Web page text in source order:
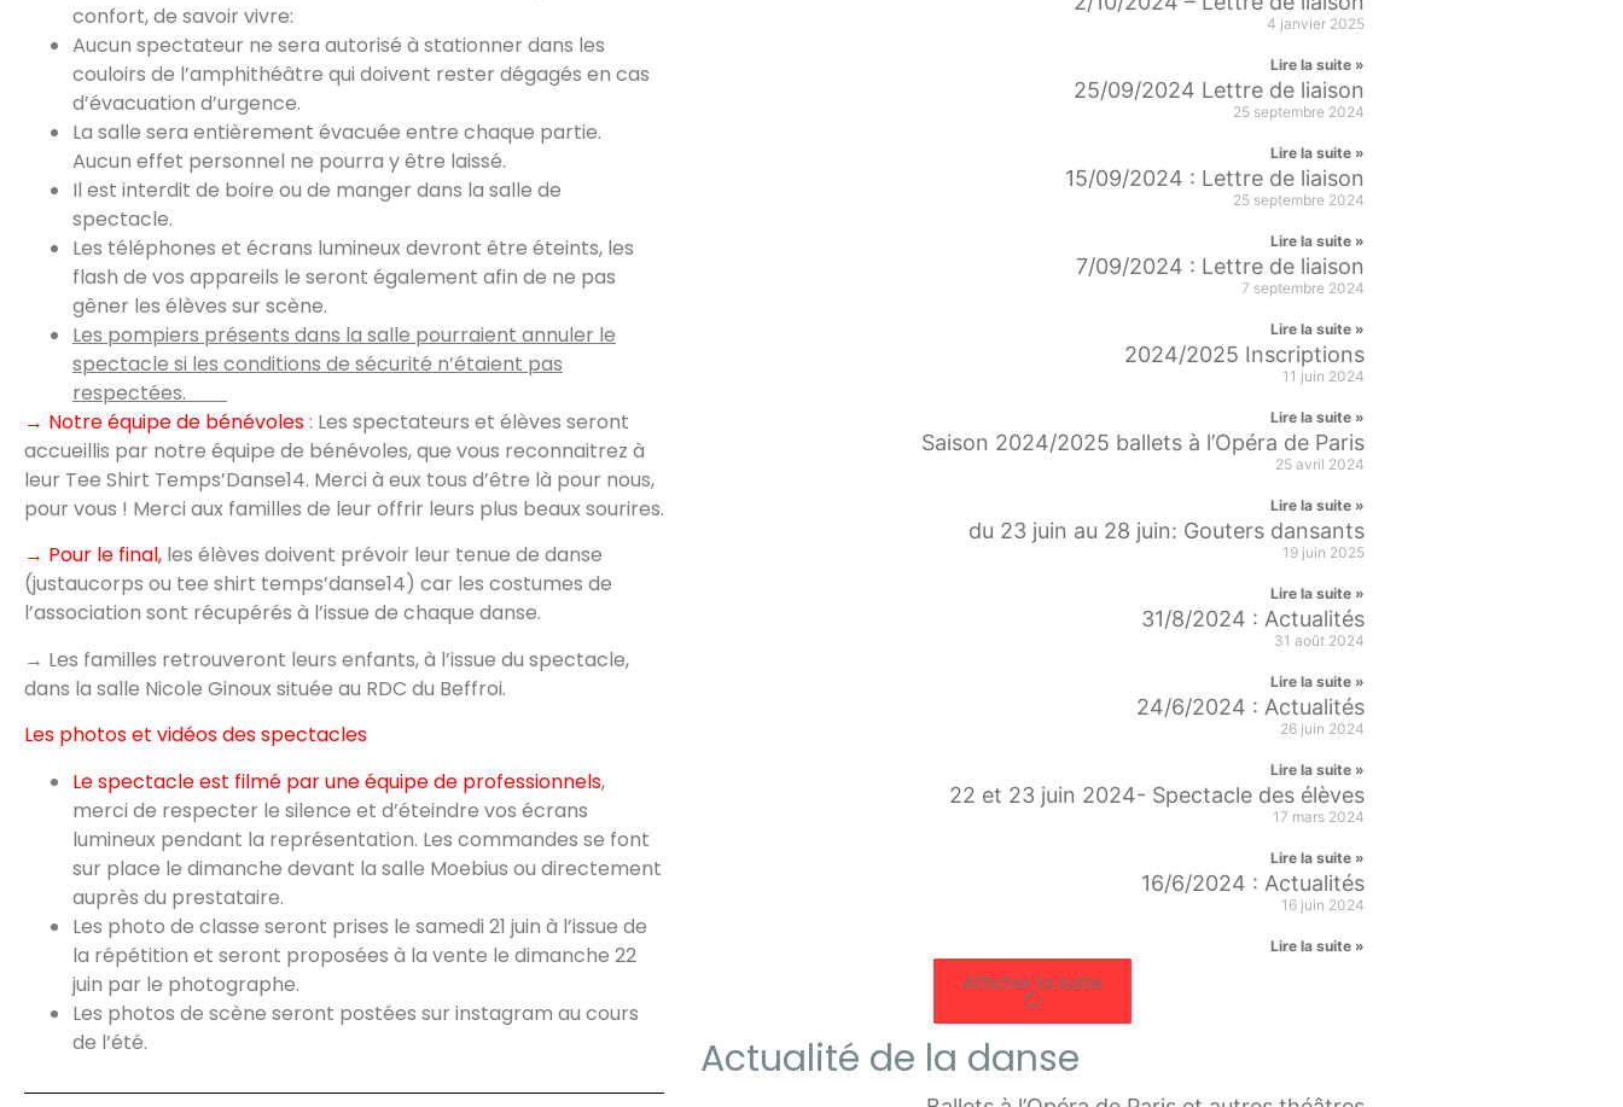
confort, de savoir vivre:
Aucun spectateur ne sera autorisé à stationner dans les
couloirs de l’amphithéâtre qui doivent rester dégagés en cas
d’évacuation d’urgence.
La salle sera entièrement évacuée entre chaque partie.
Aucun effet personnel ne pourra y être laissé.
Il est interdit de boire ou de manger dans la salle de
spectacle.
Les téléphones et écrans lumineux devront être éteints, les
flash de vos appareils le seront également afin de ne pas
gêner les élèves sur scène.
Les pompiers présents dans la salle pourraient annuler le
spectacle si les conditions de sécurité n’étaient pas
respectées.
→ Notre équipe de bénévoles : Les spectateurs et élèves seront
accueillis par notre équipe de bénévoles, que vous reconnaitrez à
leur Tee Shirt Temps’Danse14. Merci à eux tous d’être là pour nous,
pour vous ! Merci aux familles de leur offrir leurs plus beaux sourires.
→ Pour le final, les élèves doivent prévoir leur tenue de danse
(justaucorps ou tee shirt temps’danse14) car les costumes de
l’association sont récupérés à l’issue de chaque danse.
→ Les familles retrouveront leurs enfants, à l’issue du spectacle,
dans la salle Nicole Ginoux située au RDC du Beffroi.
Les photos et vidéos des spectacles
Le spectacle est filmé par une équipe de professionnels,
merci de respecter le silence et d’éteindre vos écrans
lumineux pendant la représentation. Les commandes se font
sur place le dimanche devant la salle Moebius ou directement
auprès du prestataire.
Les photo de classe seront prises le samedi 21 juin à l’issue de
la répétition et seront proposées à la vente le dimanche 22
juin par le photographe.
Les photos de scène seront postées sur instagram au cours
de l’été.
4 janvier 2025
Lire la suite »
25/09/2024 Lettre de liaison
25 septembre 2024
Lire la suite »
15/09/2024 : Lettre de liaison
25 septembre 2024
Lire la suite »
7/09/2024 : Lettre de liaison
7 septembre 2024
Lire la suite »
2024/2025 Inscriptions
11 juin 2024
Lire la suite »
Saison 2024/2025 ballets à l’Opéra de Paris
25 avril 2024
Lire la suite »
du 23 juin au 28 juin: Gouters dansants
19 juin 2025
Lire la suite »
31/8/2024 : Actualités
31 août 2024
Lire la suite »
24/6/2024 : Actualités
26 juin 2024
Lire la suite »
22 et 23 juin 2024- Spectacle des élèves
17 mars 2024
Lire la suite »
16/6/2024 : Actualités
16 juin 2024
Lire la suite »
Afficher la suite
Actualité de la danse